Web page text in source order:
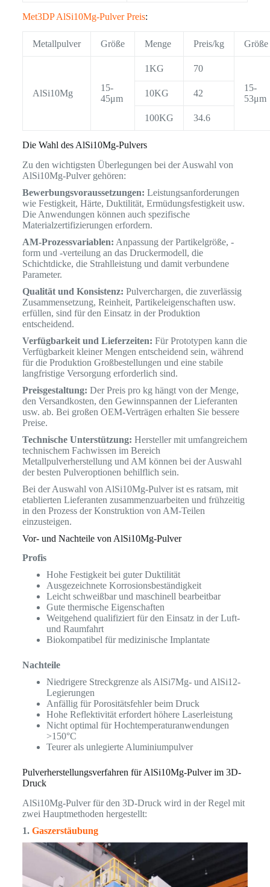
Met3DP AlSi10Mg-Pulver Preis:
Metallpulver Größe Menge Preis/kg Größe
AlSi10Mg
15-
45μm
1KG
70
15-
53μm
10KG 42
100KG 34.6
Die Wahl des AlSi10Mg-Pulvers
Zu den wichtigsten Überlegungen bei der Auswahl von
AlSi10Mg-Pulver gehören:
Bewerbungsvoraussetzungen: Leistungsanforderungen
wie Festigkeit, Härte, Duktilität, Ermüdungsfestigkeit usw.
Die Anwendungen können auch spezifische
Materialzertifizierungen erfordern.
AM-Prozessvariablen: Anpassung der Partikelgröße, -
form und -verteilung an das Druckermodell, die
Schichtdicke, die Strahlleistung und damit verbundene
Parameter.
Qualität und Konsistenz: Pulverchargen, die zuverlässig
Zusammensetzung, Reinheit, Partikeleigenschaften usw.
erfüllen, sind für den Einsatz in der Produktion
entscheidend.
Verfügbarkeit und Lieferzeiten: Für Prototypen kann die
Verfügbarkeit kleiner Mengen entscheidend sein, während
für die Produktion Großbestellungen und eine stabile
langfristige Versorgung erforderlich sind.
Preisgestaltung: Der Preis pro kg hängt von der Menge,
den Versandkosten, den Gewinnspannen der Lieferanten
usw. ab. Bei großen OEM-Verträgen erhalten Sie bessere
Preise.
Technische Unterstützung: Hersteller mit umfangreichem
technischem Fachwissen im Bereich
Metallpulverherstellung und AM können bei der Auswahl
der besten Pulveroptionen behilflich sein.
Bei der Auswahl von AlSi10Mg-Pulver ist es ratsam, mit
etablierten Lieferanten zusammenzuarbeiten und frühzeitig
in den Prozess der Konstruktion von AM-Teilen
einzusteigen.
Vor- und Nachteile von AlSi10Mg-Pulver
Profis
Hohe Festigkeit bei guter Duktilität
Ausgezeichnete Korrosionsbeständigkeit
Leicht schweißbar und maschinell bearbeitbar
Gute thermische Eigenschaften
Weitgehend qualifiziert für den Einsatz in der Luft-
und Raumfahrt
Biokompatibel für medizinische Implantate
Nachteile
Niedrigere Streckgrenze als AlSi7Mg- und AlSi12-
Legierungen
Anfällig für Porositätsfehler beim Druck
Hohe Reflektivität erfordert höhere Laserleistung
Nicht optimal für Hochtemperaturanwendungen
>150°C
Teurer als unlegierte Aluminiumpulver
Pulverherstellungsverfahren für AlSi10Mg-Pulver im 3D-
Druck
AlSi10Mg-Pulver für den 3D-Druck wird in der Regel mit
zwei Hauptmethoden hergestellt:
1. Gaszerstäubung